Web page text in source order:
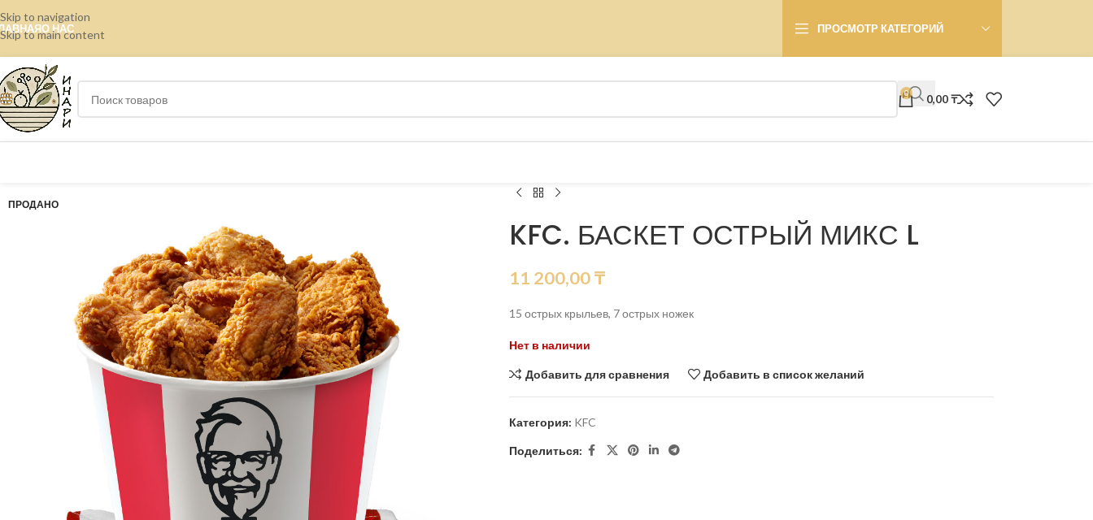
Skip to navigation
Skip to main content
О НАС ПРОСМОТР КАТЕГОРИЙ
0 0,00₸
ПРОДАНО
KFC. БАСКЕТ ОСТРЫЙ МИКС L
11 200,00₸
15 острых крыльев, 7 острых ножек
Нет в наличии
Добавить для сравнения Добавить в список желаний
Категория: KFC
Поделиться: